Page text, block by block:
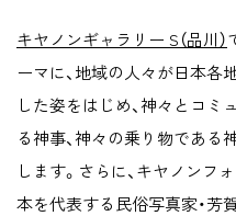
キヤノンギャラリー S（品川）
ーマに、地域の人々が日本
した姿をはじめ、神々とコ
る神事、神々の乗り物であ
します。さらに、キヤノンフ
本を代表する民俗写真家・芳